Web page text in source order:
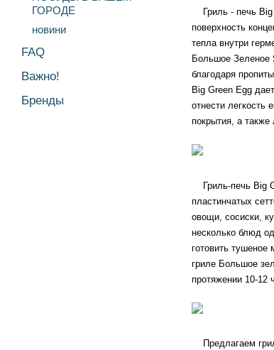
Гриль - печь Big
поверхность
тепла внутри
Большое Зеленое
благодаря
Big Green Egg
отнести легкость
покрытия, а также
Гриль-печь Big
пластинчатых
овощи, сосиски,
несколько блюд
готовить
гриле Большое
протяжении 10-12
Предлагаем
ГОРОДЕ
новини
FAQ
Важно!
Бренды